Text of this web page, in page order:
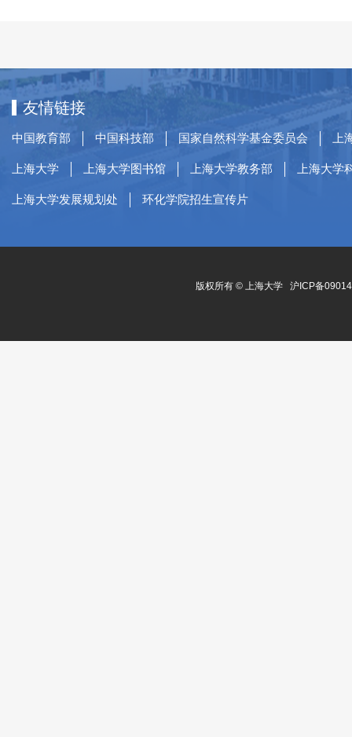
友情链接
中国教育部 中国科技部 国家自然科学基金委员会 上
上海大学 上海大学图书馆 上海大学教务部 上海大学
上海大学发展规划处 环化学院招生宣传片
版权所有 © 上海大学 沪ICP备